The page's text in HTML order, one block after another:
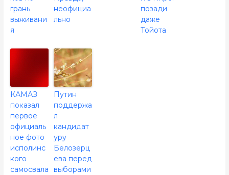
грань
выживани
я
неофициа
льно
позади
даже
Тойота
КАМАЗ
показал
первое
официаль
ное фото
исполинс
кого
самосвала
Путин
поддержа
л
кандидат
уру
Белозерц
ева перед
выборами